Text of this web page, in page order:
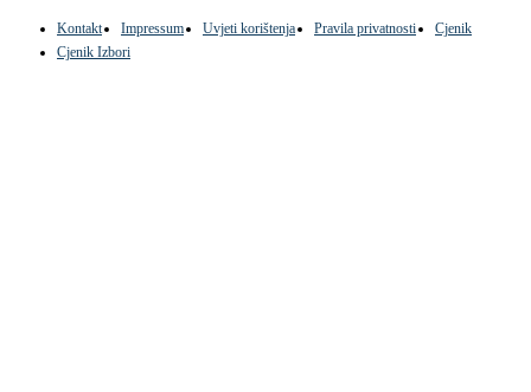
Kontakt Impressum Uvjeti korištenja Pravila privatnosti
Cjenik
Cjenik Izbori